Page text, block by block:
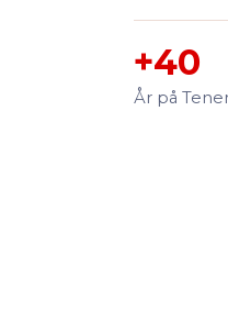
+40
År på